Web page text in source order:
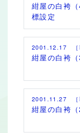
紺屋の白袴
標設定
2001.12.17 ［
紺屋の白袴
2001.11.27 ［
紺屋の白袴